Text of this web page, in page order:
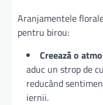
Aranjamentele
pentru birou:
Creează o
aduc un strop de
reducând
iernii.